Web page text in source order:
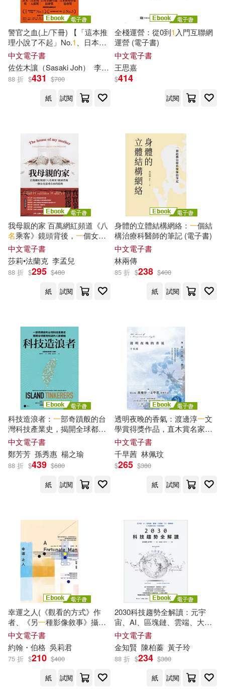
警官之血(上/下冊) 【「這本推
理小說了不起」No.1 、日本冒
險小說協會大獎名作回歸!】
(電子書)
中文電子書
佐佐木讓（Sasaki Joh）
李漢庭
88 折 $431 $700
紙
試閱
全棧運營：從0到1 入門互聯網
運營 (電子書)
中文電子書
王思嘉
$414
試閱
我母親的家 百萬網紅頻道《八
名乘客》鏡頭背後， 一個女兒
追尋自由的旅程 (電子書)
中文電子書
莎莉•法蘭克 李孟兒
88 折 $295 $480
紙
試閱
身體的立體結構網絡： 一個結
構治療科醫師的筆記 (電子書)
中文電子書
林兩傳
85 折 $238 $400
紙
試閱
科技造浪者： 一部奇蹟般的台
灣科技產業史，揭開全球都想
知道的人脈網絡 (電子書)
中文電子書
鄭芳芳 孫秀惠 楊之瑜
88 折 $439 $680
紙
試閱
透明夜晚的香氣：渡邊淳一文
學賞得獎作品，直木賞名家千
早茜感官書寫的顛峰之作! (電
子書)
中文電子書
千早茜 林佩玟
$265 $380
紙
試閱
幸運之人(《觀看的方式》作
者、《另一種影像敘事》攝影
名家聯手 對愛、死亡、權力與
階級的極致省思) (電子書)
中文電子書
約翰・伯格 吳莉君
75 折 $210 $400
紙
試閱
2030科技趨勢全解讀：元宇
宙、AI、區塊鏈、雲端、大數
據、5G、物聯網，七大最新科
技 一本就搞懂! (電子書)
中文電子書
金知賢 陳柏蓁 黃子玲
88 折 $234 $380
紙
試閱